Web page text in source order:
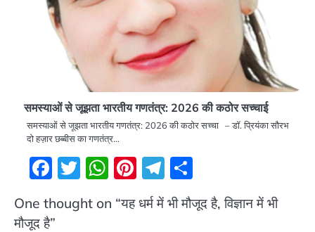
समस्याओं से जूझता भारतीय गणतंत्र: 2026 की कठोर सच्चाई
समस्याओं से जूझता भारतीय गणतंत्र: 2026 की कठोर सच्चा – डॉ. प्रियंका सौरभ
दो हज़ार छब्बीस का गणतंत्र…
Facebook
Twitter
WhatsApp
Pinterest
Telegram
One thought on “यह धर्म में भी मौजूद है, विज्ञान में भी
मौजूद है”